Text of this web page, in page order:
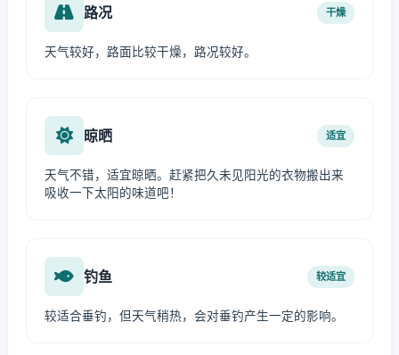
路况 干燥
天气较好，路面比较干燥，路况较好。
晾晒 适宜
天气不错，适宜晾晒。赶紧把久未见阳光的衣物搬出来
吸收一下太阳的味道吧！
钓鱼 较适宜
较适合垂钓，但天气稍热，会对垂钓产生一定的影响。